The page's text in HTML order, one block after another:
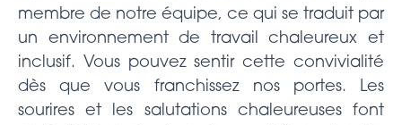
membre de notre équipe, ce qui se traduit par
un environnement de travail chaleureux et
inclusif. Vous pouvez sentir cette convivialité
dès que vous franchissez nos portes. Les
sourires et les salutations chaleureuses font